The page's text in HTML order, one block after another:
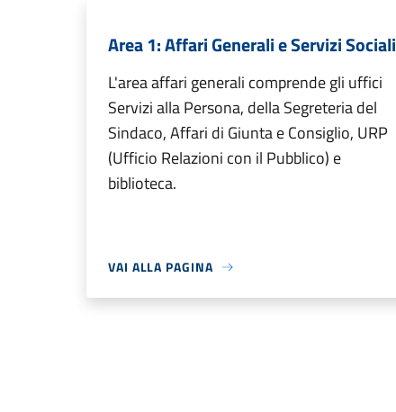
Area 1: Affari Generali e Servizi Sociali
L'area affari generali comprende gli uffici
Servizi alla Persona, della Segreteria del
Sindaco, Affari di Giunta e Consiglio, URP
(Ufficio Relazioni con il Pubblico) e
biblioteca.
VAI ALLA PAGINA